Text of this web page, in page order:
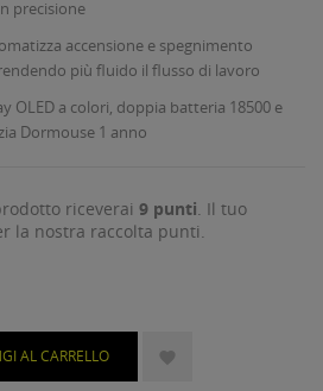
precisione
accensione e spegnimento
più fluido il flusso di lavoro
OLED a colori, doppia batteria 18500 e
Dormouse 1 anno
riceverai 9 punti . Il tuo
la nostra raccolta punti.
AL CARRELLO 